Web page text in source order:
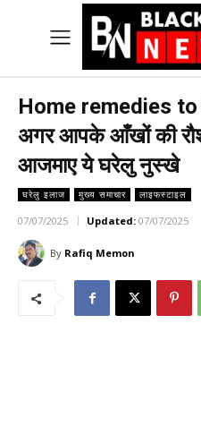
Home remedies
अगर आपके आँखों की
आजमाए ये घरेलु नुस्खे
घरेलु इलाज मुख्य समाचार लाइफस्टाइल
07/07/2025 Updated: 07/07/2025
By Rafiq Memon